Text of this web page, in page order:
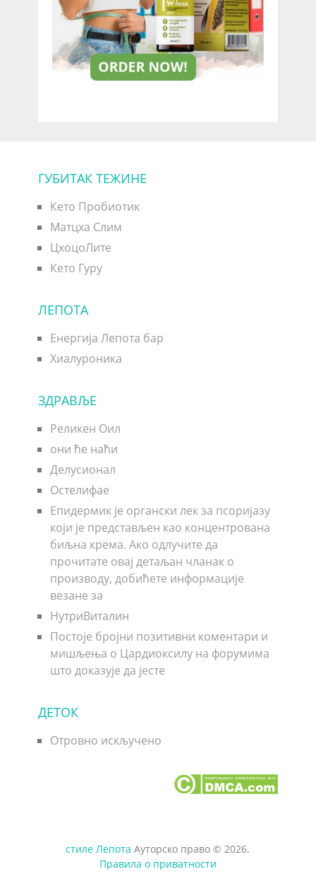
ГУБИТАК ТЕЖИНЕ
Кето Пробиотик
Матцха Слим
ЦхоцоЛите
Кето Гуру
ЛЕПОТА
Енергија Лепота бар
Хиалуроника
ЗДРАВЉЕ
Реликен Оил
они ће наћи
Делусионал
Остелифае
Епидермик је органски лек за псоријазу
који је представљен као концентрована
биљна крема. Ако одлучите да
прочитате овај детаљан чланак о
производу, добићете информације
везане за
НутриВиталин
Постоје бројни позитивни коментари и
мишљења о Цардиоксилу на форумима
што доказује да јесте
ДЕТОК
Отровно искључено
стиле Лепота Ауторско право © 2026.
Правила о приватности